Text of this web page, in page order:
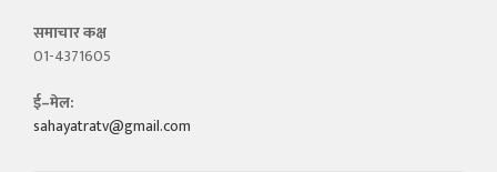
समाचार कक्ष
01-4371605
ई–मेल:
sahayatratv@gmail.com